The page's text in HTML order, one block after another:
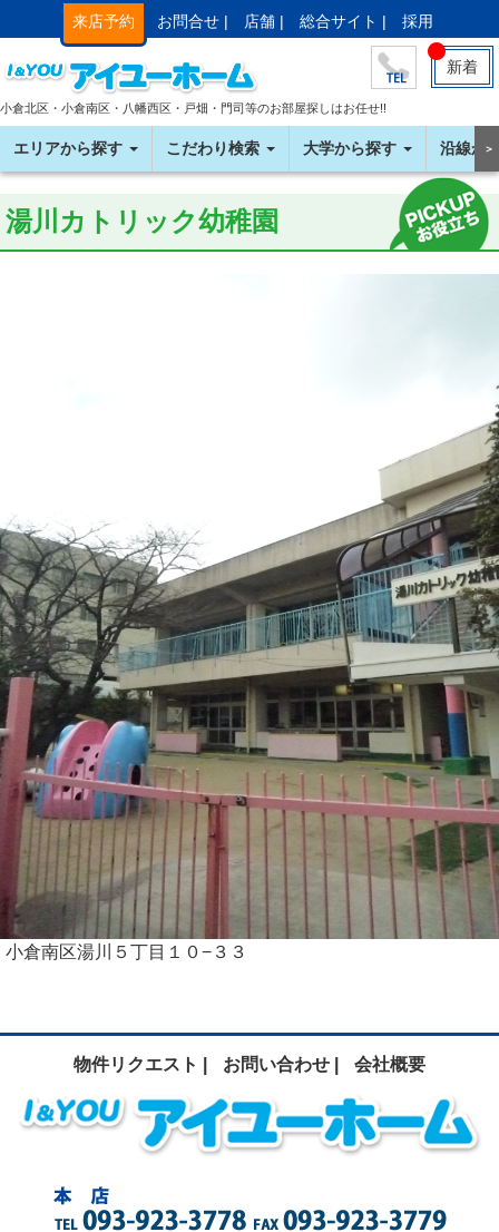
来店予約 お問合せ | 店舗 | 総合サイト | 採用
新着
小倉北区・小倉南区・八幡西区・戸畑・門司等のお部屋探しはお任せ!!
エリアから探す こだわり検索 大学から探す 沿線か＞
湯川カトリック幼稚園
小倉南区湯川５丁目１０−３３
物件リクエスト | お問い合わせ | 会社概要